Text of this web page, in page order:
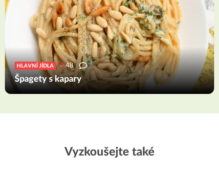
HLAVNÍ JÍDLA 48
Špagety s kapary
Vyzkoušejte také